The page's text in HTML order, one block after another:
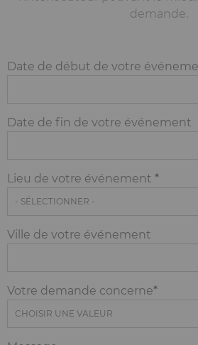
demande.
Date de début de votre
Date de fin de votre événement
Lieu de votre événement
Ville de votre événement
Votre demande concerne